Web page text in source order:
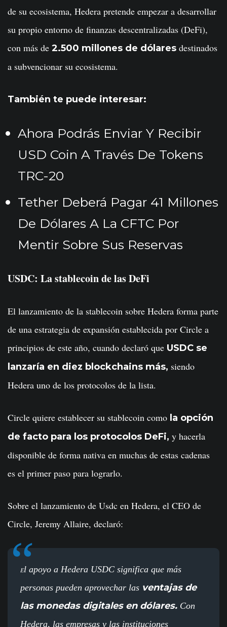
de su ecosistema, Hedera pretende empezar a desarrollar
su propio entorno de finanzas descentralizadas (DeFi),
con más de 2.500 millones de dólares destinados
a subvencionar su ecosistema.
También te puede interesar:
Ahora Podrás Enviar Y Recibir
USD Coin A Través De Tokens
TRC-20
Tether Deberá Pagar 41 Millones
De Dólares A La CFTC Por
Mentir Sobre Sus Reservas
USDC: La stablecoin de las DeFi
El lanzamiento de la stablecoin sobre Hedera forma parte
de una estrategia de expansión establecida por Circle a
principios de este año, cuando declaró que USDC se
lanzaría en diez blockchains más, siendo
Hedera uno de los protocolos de la lista.
Circle quiere establecer su stablecoin como la opción
de facto para los protocolos DeFi, y hacerla
disponible de forma nativa en muchas de estas cadenas
es el primer paso para lograrlo.
Sobre el lanzamiento de Usdc en Hedera, el CEO de
Circle, Jeremy Allaire, declaró:
El apoyo a Hedera USDC significa que más
personas pueden aprovechar las ventajas de
las monedas digitales en dólares. Con
Hedera, las empresas y las instituciones